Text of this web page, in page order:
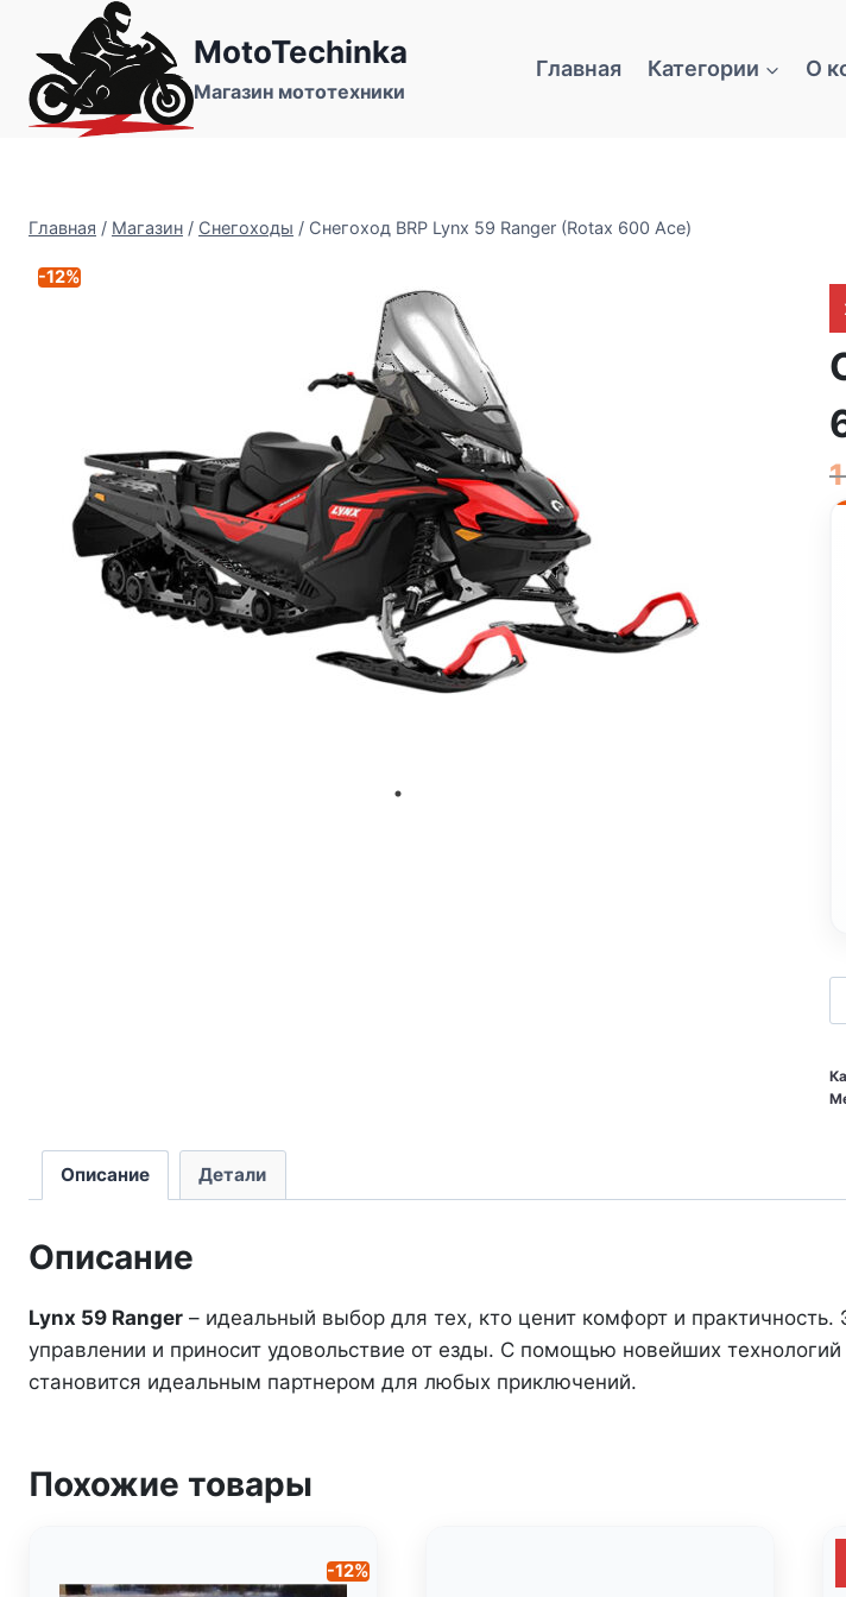
содержимому
MotoTechinka
Магазин мототехники
Главная Категории О
Главная / Магазин / Снегоходы / Снегоход BRP Lynx 59 Ranger (Rotax 600 Ace)
-12%
Описание Детали
Описание
Lynx 59 Ranger – идеальный выбор для тех, кто ценит комфорт и
управлении и приносит удовольствие от езды. С помощью новейших
становится идеальным партнером для любых приключений.
Похожие товары
-12%